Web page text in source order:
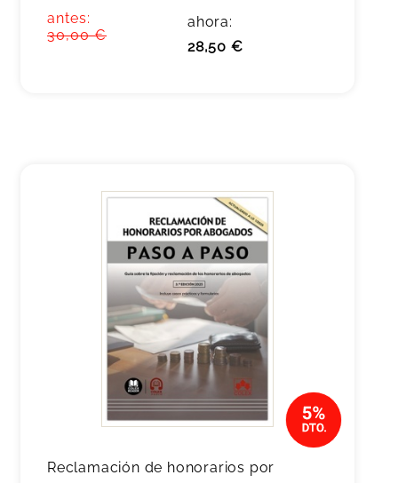
antes:
30,00 €
ahora:
28,50 €
Reclamación de honorarios por